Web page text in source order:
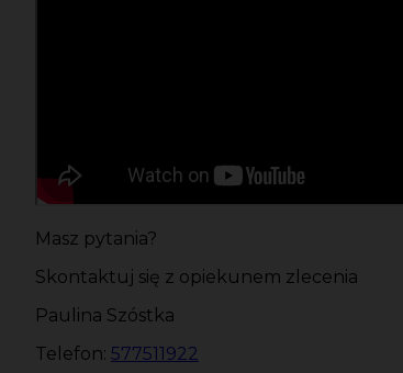
Masz pytania?
Skontaktuj się z opiekunem zlecenia
Paulina Szóstka
Telefon: 577511922